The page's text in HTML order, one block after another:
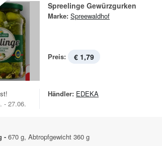
Spreelinge Gewürzgurken
Marke: Spreewaldhof
Preis: € 1,79
- 27.06.
Händler: EDEKA
- 670 g, Abtropfgewicht 360 g